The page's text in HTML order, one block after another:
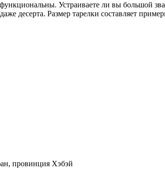
Устраиваете ли вы большой
десерта. Размер тарелки составляет
провинция Хэбэй